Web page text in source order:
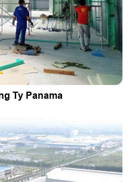
Ty Panama